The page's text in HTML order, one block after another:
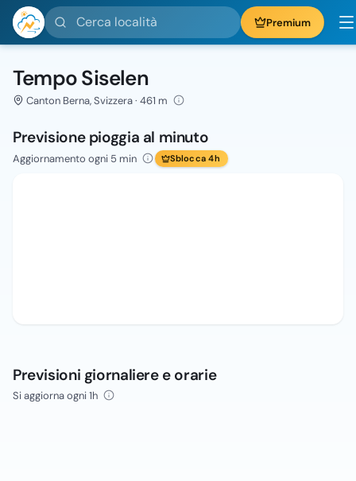
Cerca località Premium
Tempo Siselen
Canton Berna, Svizzera · 461 m
Previsione pioggia al minuto
Aggiornamento ogni 5 min Sblocca 4h
Previsioni giornaliere e orarie
Si aggiorna ogni 1h